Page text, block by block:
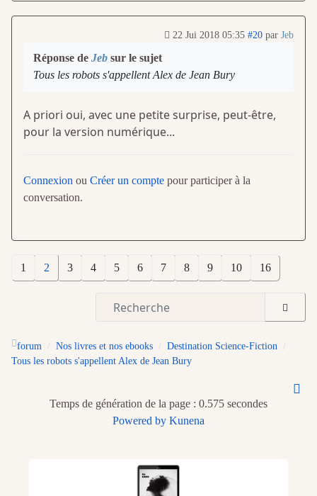
22 Jui 2018 05:35 #20 par Jeb
Réponse de Jeb sur le sujet
Tous les robots s'appellent Alex de Jean Bury
A priori oui, avec une petite surprise, peut-être,
pour la version numérique...
Connexion ou Créer un compte pour participer à la
conversation.
1 2 3 4 5 6 7 8 9 10 16
forum Nos livres et nos ebooks
Destination Science-Fiction
Tous les robots s'appellent Alex de Jean Bury
Temps de génération de la page : 0.575 secondes
Powered by Kunena